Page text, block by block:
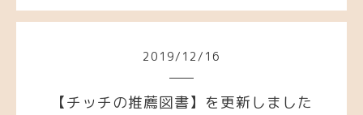
2019/ 12/ 16
【チッチの推薦図書】を更新しました